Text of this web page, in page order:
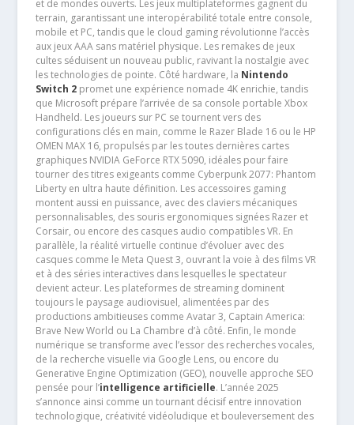
et de mondes ouverts. Les jeux multiplateformes gagnent du
terrain, garantissant une interopérabilité totale entre console,
mobile et PC, tandis que le cloud gaming révolutionne l’accès
aux jeux AAA sans matériel physique. Les remakes de jeux
cultes séduisent un nouveau public, ravivant la nostalgie avec
les technologies de pointe. Côté hardware, la Nintendo
Switch 2promet une expérience nomade 4K enrichie, tandis
que Microsoft prépare l’arrivée de sa console portable Xbox
Handheld. Les joueurs sur PC se tournent vers des
configurations clés en main, comme le Razer Blade 16 ou le HP
OMEN MAX 16, propulsés par les toutes dernières cartes
graphiques NVIDIA GeForce RTX 5090, idéales pour faire
tourner des titres exigeants comme Cyberpunk 2077: Phantom
Liberty en ultra haute définition. Les accessoires gaming
montent aussi en puissance, avec des claviers mécaniques
personnalisables, des souris ergonomiques signées Razer et
Corsair, ou encore des casques audio compatibles VR. En
parallèle, la réalité virtuelle continue d’évoluer avec des
casques comme le Meta Quest 3, ouvrant la voie à des films VR
et à des séries interactives dans lesquelles le spectateur
devient acteur. Les plateformes de streaming dominent
toujours le paysage audiovisuel, alimentées par des
productions ambitieuses comme Avatar 3, Captain America:
Brave New World ou La Chambre d’à côté. Enfin, le monde
numérique se transforme avec l’essor des recherches vocales,
de la recherche visuelle via Google Lens, ou encore du
Generative Engine Optimization (GEO), nouvelle approche SEO
pensée pour l’intelligence artificielle. L’année 2025
s’annonce ainsi comme un tournant décisif entre innovation
technologique, créativité vidéoludique et bouleversement des